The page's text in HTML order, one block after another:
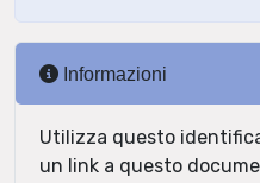
Informazioni
Utilizza questo
un link a questo